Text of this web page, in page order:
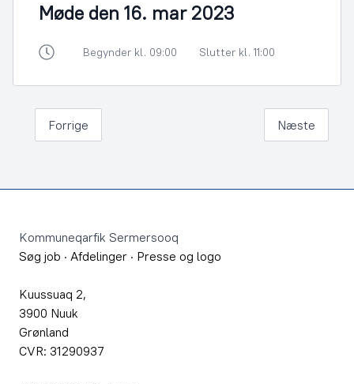
Møde den 16. mar 2023
Begynder kl. 09:00 Slutter kl. 11:00
Forrige Næste
Kommuneqarfik Sermersooq
Søg job · Afdelinger · Presse og logo
Kuussuaq 2,
3900 Nuuk
Grønland
CVR: 31290937